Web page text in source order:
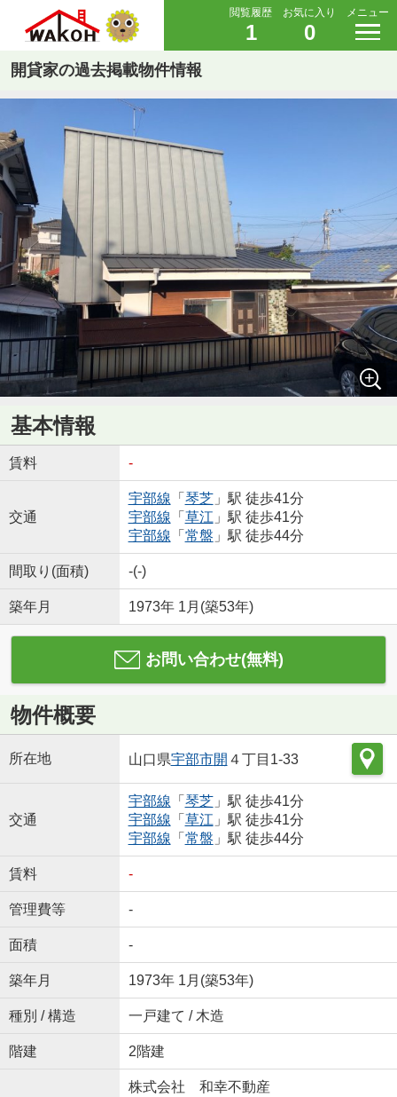
閲覧履歴
1
お気に入り
0
メニュー
開貸家の過去掲載物件情報
基本情報
賃料 -
交通
宇部線 「 琴芝」駅 徒歩41分
宇部線 「 草江 」駅 徒歩41分
宇部線 「 常盤 」駅 徒歩44分
間取り(面積) -(-)
築年月 1973年 1月(築53年)
お問い合わせ(無料)
物件概要
所在地 山口県宇部市開 ４丁目1-33
交通
宇部線 「 琴芝」駅 徒歩41分
宇部線 「 草江 」駅 徒歩41分
宇部線 「 常盤 」駅 徒歩44分
賃料 -
管理費等 -
面積 -
築年月 1973年 1月(築53年)
種別 / 構造 一戸建て / 木造
階建 2階建
株式会社 和幸不動産